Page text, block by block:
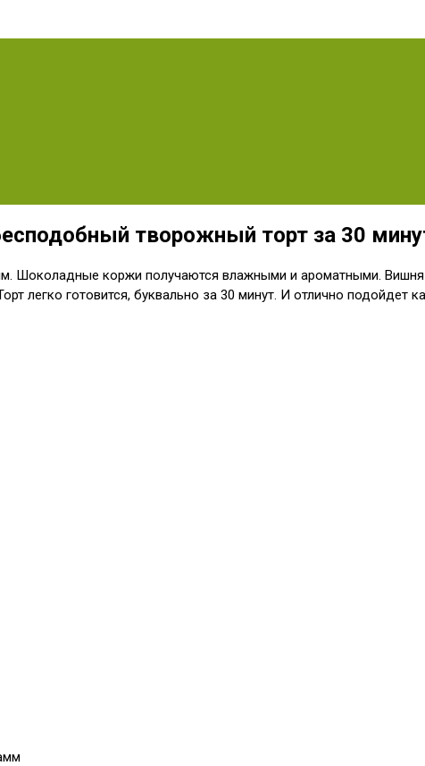
творожный торт за 30
Шоколадные коржи получаются влажными и ароматными.
легко готовится, буквально за 30 минут. И отлично подойдет